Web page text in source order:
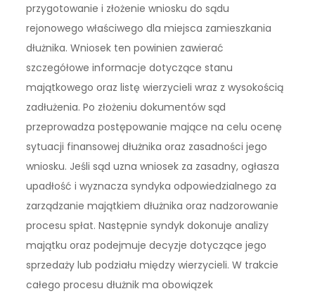
przygotowanie i złożenie wniosku do sądu
rejonowego właściwego dla miejsca zamieszkania
dłużnika. Wniosek ten powinien zawierać
szczegółowe informacje dotyczące stanu
majątkowego oraz listę wierzycieli wraz z wysokością
zadłużenia. Po złożeniu dokumentów sąd
przeprowadza postępowanie mające na celu ocenę
sytuacji finansowej dłużnika oraz zasadności jego
wniosku. Jeśli sąd uzna wniosek za zasadny, ogłasza
upadłość i wyznacza syndyka odpowiedzialnego za
zarządzanie majątkiem dłużnika oraz nadzorowanie
procesu spłat. Następnie syndyk dokonuje analizy
majątku oraz podejmuje decyzje dotyczące jego
sprzedaży lub podziału między wierzycieli. W trakcie
całego procesu dłużnik ma obowiązek